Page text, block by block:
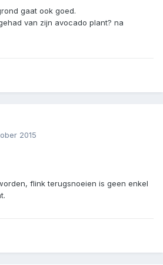
gaat ook goed.
van zijn avocado plant? na
2015
flink terugsnoeien is geen enkel